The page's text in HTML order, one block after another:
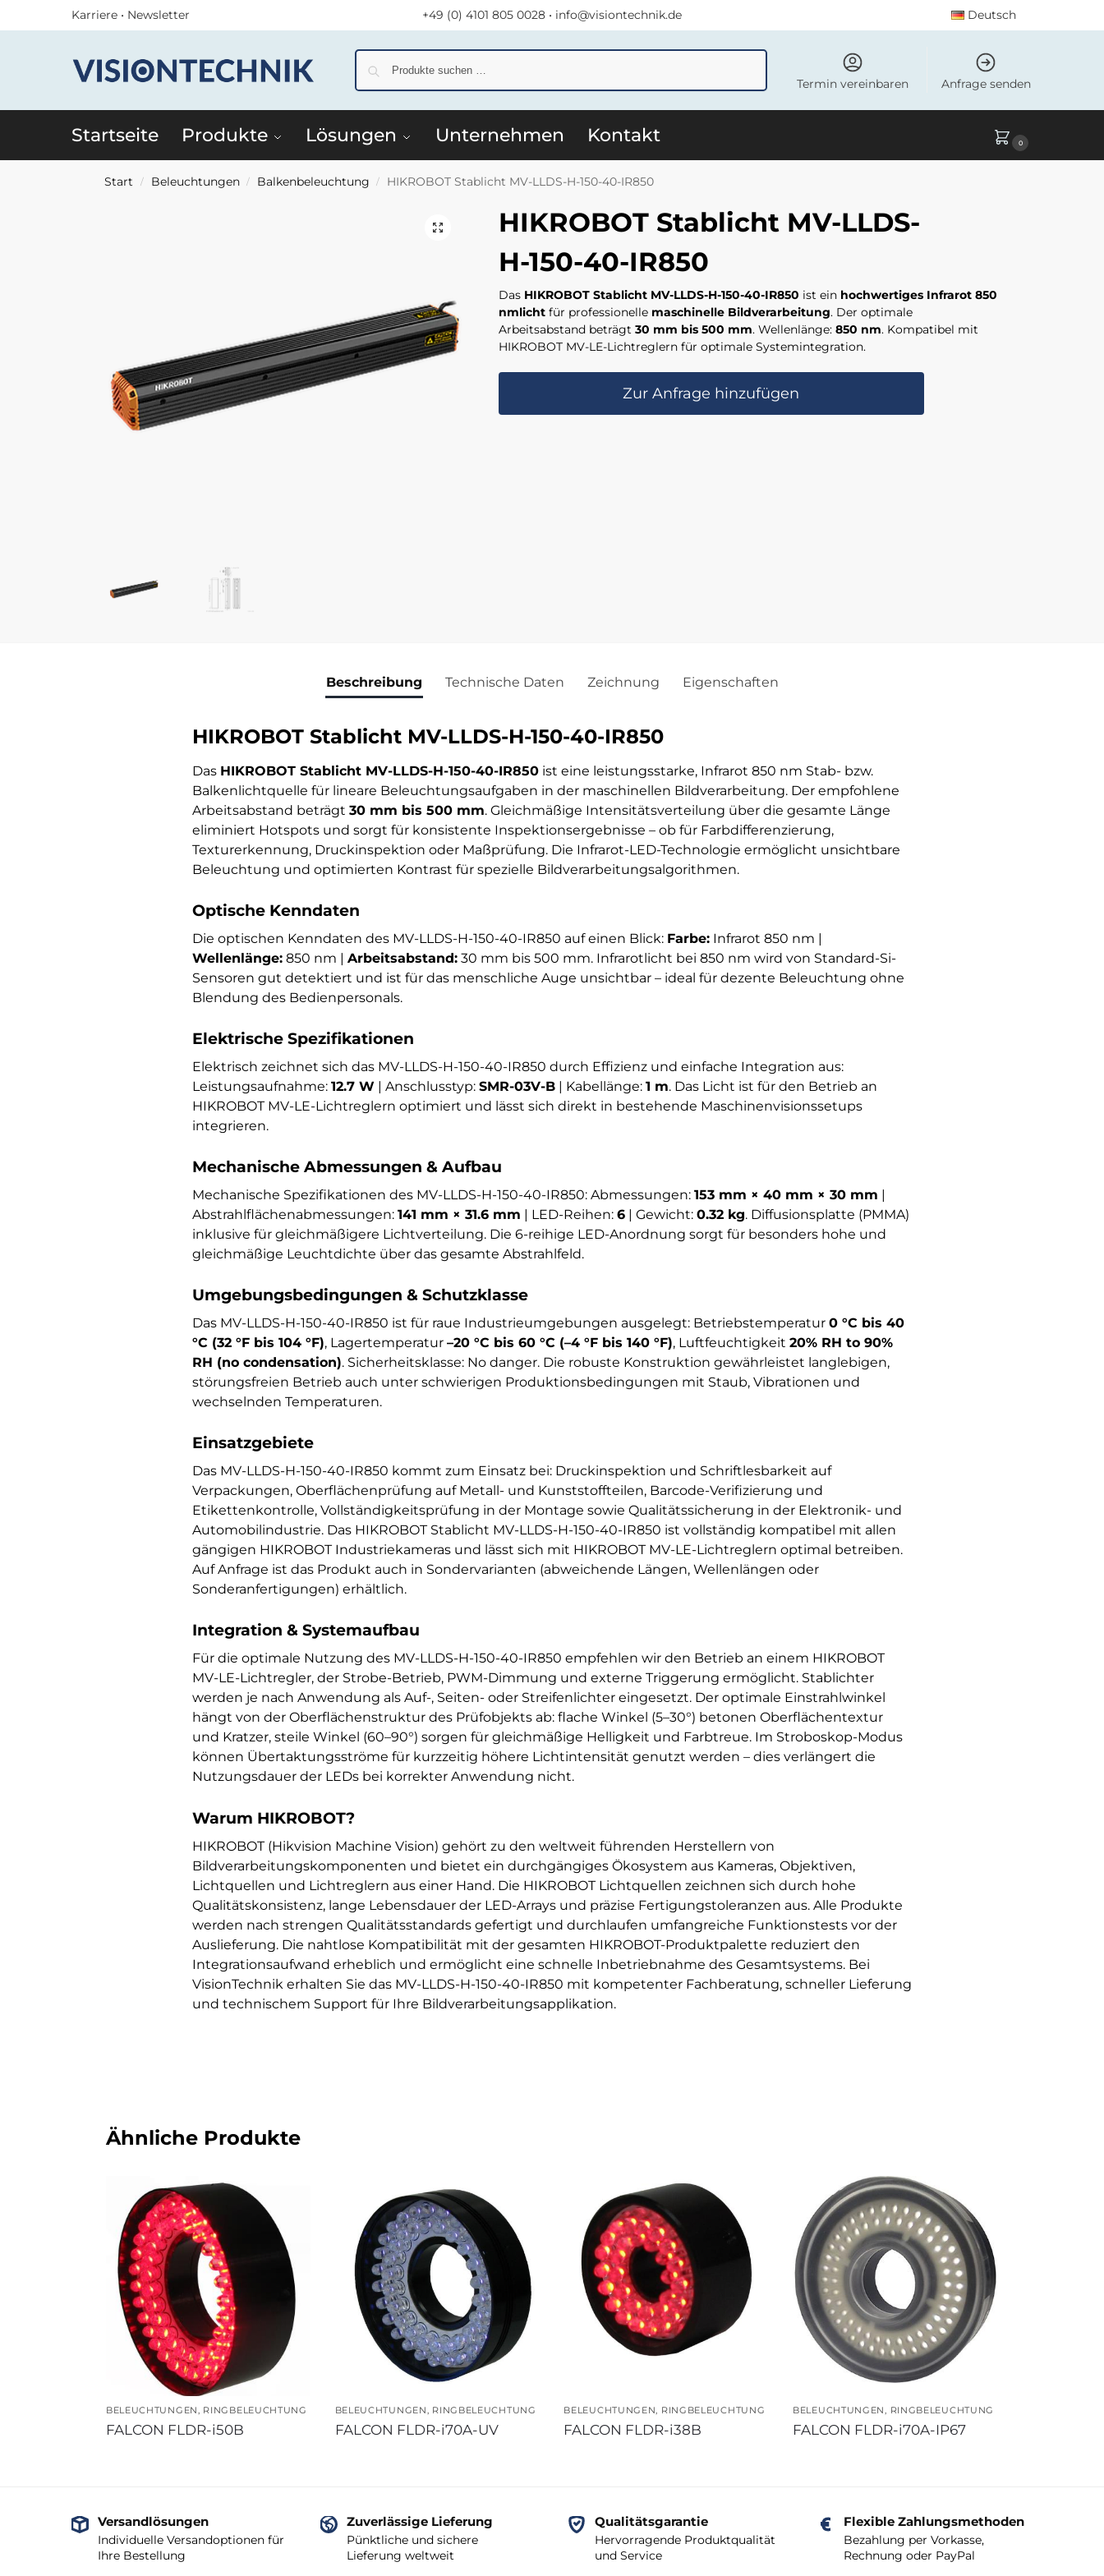
Karriere • Newsletter +49 (0) 4101 805 0028 • info@visiontechnik.de Deutsch
Termin vereinbaren Anfrage senden
Startseite Produkte Lösungen Unternehmen Kontakt 0
Start / Beleuchtungen / Balkenbeleuchtung / HIKROBOT Stablicht MV-LLDS-H-150-40-IR850
HIKROBOT Stablicht MV-LLDS-
H-150-40-IR850
Das HIKROBOT Stablicht MV-LLDS-H-150-40-IR850 ist ein hochwertiges Infrarot 850
nmlichtfür professionelle maschinelle Bildverarbeitung. Der optimale
Arbeitsabstand beträgt 30 mm bis 500 mm. Wellenlänge: 850 nm. Kompatibel mit
HIKROBOT MV-LE-Lichtreglern für optimale Systemintegration.
Zur Anfrage hinzufügen
Beschreibung Technische Daten Zeichnung Eigenschaften
HIKROBOT Stablicht MV-LLDS-H-150-40-IR850
Das HIKROBOT Stablicht MV-LLDS-H-150-40-IR850ist eine leistungsstarke, Infrarot 850 nm Stab- bzw.
Balkenlichtquelle für lineare Beleuchtungsaufgaben in der maschinellen Bildverarbeitung. Der empfohlene
Arbeitsabstand beträgt 30 mm bis 500 mm. Gleichmäßige Intensitätsverteilung über die gesamte Länge
eliminiert Hotspots und sorgt für konsistente Inspektionsergebnisse – ob für Farbdifferenzierung,
Texturerkennung, Druckinspektion oder Maßprüfung. Die Infrarot-LED-Technologie ermöglicht unsichtbare
Beleuchtung und optimierten Kontrast für spezielle Bildverarbeitungsalgorithmen.
Optische Kenndaten
Die optischen Kenndaten des MV-LLDS-H-150-40-IR850 auf einen Blick: Farbe:Infrarot 850 nm |
Wellenlänge:850 nm | Arbeitsabstand:30 mm bis 500 mm. Infrarotlicht bei 850 nm wird von Standard-Si-
Sensoren gut detektiert und ist für das menschliche Auge unsichtbar – ideal für dezente Beleuchtung ohne
Blendung des Bedienpersonals.
Elektrische Spezifikationen
Elektrisch zeichnet sich das MV-LLDS-H-150-40-IR850 durch Effizienz und einfache Integration aus:
Leistungsaufnahme: 12.7 W | Anschlusstyp: SMR-03V-B| Kabellänge: 1 m. Das Licht ist für den Betrieb an
HIKROBOT MV-LE-Lichtreglern optimiert und lässt sich direkt in bestehende Maschinenvisionssetups
integrieren.
Mechanische Abmessungen & Aufbau
Mechanische Spezifikationen des MV-LLDS-H-150-40-IR850: Abmessungen: 153 mm × 40 mm × 30 mm |
Abstrahlflächenabmessungen: 141 mm × 31.6 mm | LED-Reihen: 6| Gewicht: 0.32 kg. Diffusionsplatte (PMMA)
inklusive für gleichmäßigere Lichtverteilung. Die 6-reihige LED-Anordnung sorgt für besonders hohe und
gleichmäßige Leuchtdichte über das gesamte Abstrahlfeld.
Umgebungsbedingungen & Schutzklasse
Das MV-LLDS-H-150-40-IR850 ist für raue Industrieumgebungen ausgelegt: Betriebstemperatur 0 °C bis 40
°C (32 °F bis 104 °F), Lagertemperatur –20 °C bis 60 °C (–4 °F bis 140 °F), Luftfeuchtigkeit 20% RH to 90%
RH (no condensation). Sicherheitsklasse: No danger. Die robuste Konstruktion gewährleistet langlebigen,
störungsfreien Betrieb auch unter schwierigen Produktionsbedingungen mit Staub, Vibrationen und
wechselnden Temperaturen.
Einsatzgebiete
Das MV-LLDS-H-150-40-IR850 kommt zum Einsatz bei: Druckinspektion und Schriftlesbarkeit auf
Verpackungen, Oberflächenprüfung auf Metall- und Kunststoffteilen, Barcode-Verifizierung und
Etikettenkontrolle, Vollständigkeitsprüfung in der Montage sowie Qualitätssicherung in der Elektronik- und
Automobilindustrie. Das HIKROBOT Stablicht MV-LLDS-H-150-40-IR850 ist vollständig kompatibel mit allen
gängigen HIKROBOT Industriekameras und lässt sich mit HIKROBOT MV-LE-Lichtreglern optimal betreiben.
Auf Anfrage ist das Produkt auch in Sondervarianten (abweichende Längen, Wellenlängen oder
Sonderanfertigungen) erhältlich.
Integration & Systemaufbau
Für die optimale Nutzung des MV-LLDS-H-150-40-IR850 empfehlen wir den Betrieb an einem HIKROBOT
MV-LE-Lichtregler, der Strobe-Betrieb, PWM-Dimmung und externe Triggerung ermöglicht. Stablichter
werden je nach Anwendung als Auf-, Seiten- oder Streifenlichter eingesetzt. Der optimale Einstrahlwinkel
hängt von der Oberflächenstruktur des Prüfobjekts ab: flache Winkel (5–30°) betonen Oberflächentextur
und Kratzer, steile Winkel (60–90°) sorgen für gleichmäßige Helligkeit und Farbtreue. Im Stroboskop-Modus
können Übertaktungsströme für kurzzeitig höhere Lichtintensität genutzt werden – dies verlängert die
Nutzungsdauer der LEDs bei korrekter Anwendung nicht.
Warum HIKROBOT?
HIKROBOT (Hikvision Machine Vision) gehört zu den weltweit führenden Herstellern von
Bildverarbeitungskomponenten und bietet ein durchgängiges Ökosystem aus Kameras, Objektiven,
Lichtquellen und Lichtreglern aus einer Hand. Die HIKROBOT Lichtquellen zeichnen sich durch hohe
Qualitätskonsistenz, lange Lebensdauer der LED-Arrays und präzise Fertigungstoleranzen aus. Alle Produkte
werden nach strengen Qualitätsstandards gefertigt und durchlaufen umfangreiche Funktionstests vor der
Auslieferung. Die nahtlose Kompatibilität mit der gesamten HIKROBOT-Produktpalette reduziert den
Integrationsaufwand erheblich und ermöglicht eine schnelle Inbetriebnahme des Gesamtsystems. Bei
VisionTechnik erhalten Sie das MV-LLDS-H-150-40-IR850 mit kompetenter Fachberatung, schneller Lieferung
und technischem Support für Ihre Bildverarbeitungsapplikation.
Ähnliche Produkte
BELEUCHTUNGEN, RINGBELEUCHTUNG
FALCON FLDR-i50B
BELEUCHTUNGEN, RINGBELEUCHTUNG
FALCON FLDR-i70A-UV
BELEUCHTUNGEN, RINGBELEUCHTUNG
FALCON FLDR-i38B
BELEUCHTUNGEN, RINGBELEUCHTUNG
FALCON FLDR-i70A-IP67
Versandlösungen
Individuelle Versandoptionen für
Ihre Bestellung
Zuverlässige Lieferung
Pünktliche und sichere
Lieferung weltweit
Qualitätsgarantie
Hervorragende Produktqualität
und Service
Flexible Zahlungsmethoden
Bezahlung per Vorkasse,
Rechnung oder PayPal